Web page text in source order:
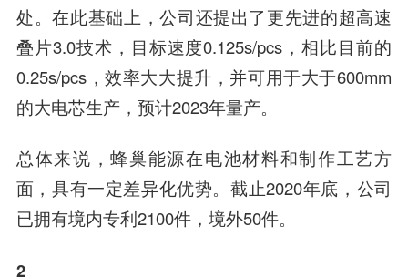
处。在此基础上，公司还提出了更先进的超高速
叠片3.0技术，目标速度0.125s/pcs，相比目前的
0.25s/pcs，效率大大提升，并可用于大于600mm
的大电芯生产，预计2023年量产。
总体来说，蜂巢能源在电池材料和制作工艺方
面，具有一定差异化优势。截止2020年底，公司
已拥有境内专利2100件，境外50件。
2